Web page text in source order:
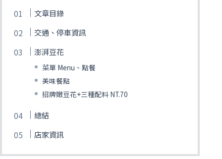
文章目錄
交通、停車資訊
澎湃豆花
菜單 Menu、點餐
美味餐點
招牌嫩豆花+三種配料 NT.70
總結
店家資訊